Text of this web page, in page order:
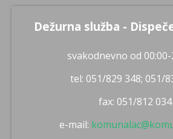
Dežurna služba -
svakodnevno od 00:00-
tel: 051/829 348; 051/
fax: 051/812 034
e-mail: